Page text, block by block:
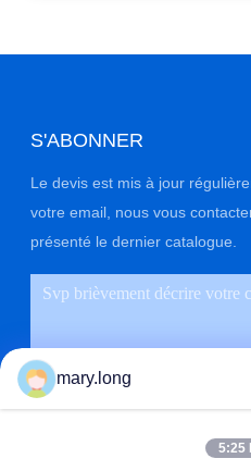
S'ABONNER
Le devis est mis à jour
votre email, nous vous
présenté le dernier catalogue.
mary.long
5:25